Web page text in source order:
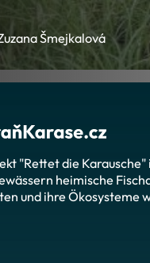
Šmejkalová
"Rettet die
heimische
und ihre Ökosysteme